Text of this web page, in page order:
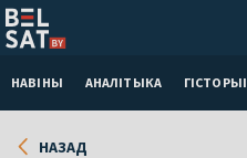
НАВІНЫ АНАЛІТЫКА ГІСТОРЫІ
НАЗАД